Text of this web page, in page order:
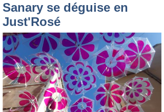
Sanary se déguise en
Just'Rosé